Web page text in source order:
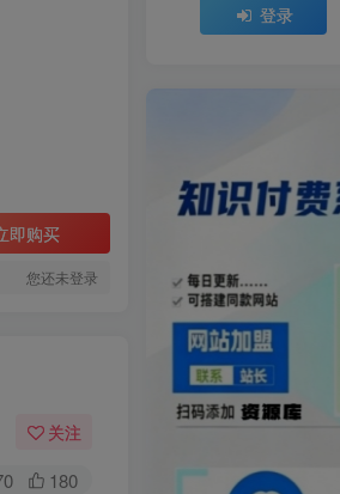
即购买
您还未登录
关注
180
登录